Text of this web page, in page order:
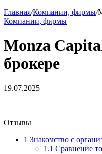
Главная/Компании, фирмы/
Компании, фирмы
Monza
брокере
19.07.2025
Отзывы
1 Знакомство с
1.1 Сравнение